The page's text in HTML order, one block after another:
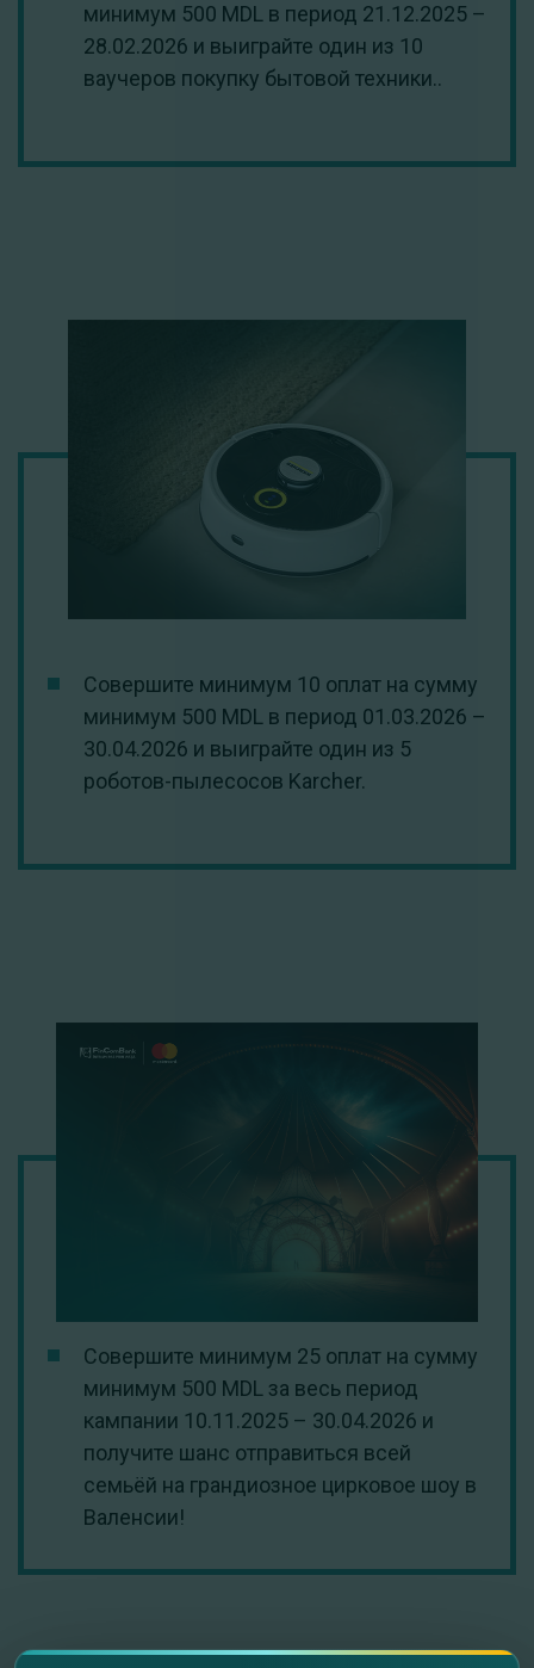
минимум 500 MDL в период 21.12.2025 –
28.02.2026 и выиграйте один из 10
ваучеров покупку бытовой техники..
Совершите минимум 10 оплат на сумму
минимум 500 MDL в период 01.03.2026 –
30.04.2026 и выиграйте один из 5
роботов-пылесосов Karcher.
Совершите минимум 25 оплат на сумму
минимум 500 MDL за весь период
кампании 10.11.2025 – 30.04.2026 и
получите шанс отправиться всей
семьёй на грандиозное цирковое шоу в
Валенсии!